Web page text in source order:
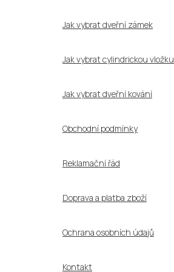
Jak vybrat dveřní zámek
Jak vybrat cylindrickou vložku
Jak vybrat dveřní kování
Obchodní podmínky
Reklamační řád
Doprava a platba zboží
Ochrana osobních údajů
Kontakt